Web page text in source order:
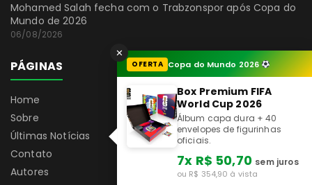
✕
OFERTA Copa do Mundo 2026
Box Premium FIFA
World Cup 2026
Álbum capa dura + 40
envelopes de figurinhas
oficiais.
7x R$ 50,70 sem juros
ou R$ 354,90 à vista
Mohamed Salah fecha com o Trabzonspor após Copa do
Mundo de 2026
06/08/2026
PÁGINAS
Home
Sobre
Últimas Notícias
Contato
Autores